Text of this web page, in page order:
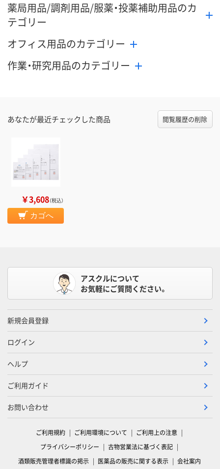
薬局用品/調剤用品/服薬・投薬補助用品のカ
テゴリー
オフィス用品のカテゴリー
作業・研究用品のカテゴリー
あなたが最近チェックした商品 閲覧履歴の削除
￥3,608（税込）
カゴへ
アスクルについて
お気軽にご質問ください。
新規会員登録
ログイン
ヘルプ
ご利用ガイド
お問い合わせ
ご利用規約 ご利用環境について
ご利用上の注意
プライバシーポリシー
古物営業法に基づく表記
酒類販売管理者標識の掲示
医薬品の販売に関する表示 会社案内